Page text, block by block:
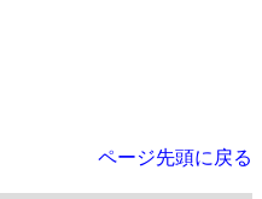
ページ先頭に戻る